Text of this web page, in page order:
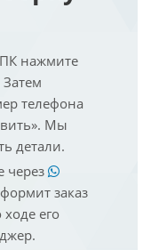
нажмите
телефона
Мы
детали.
через
заказ
его